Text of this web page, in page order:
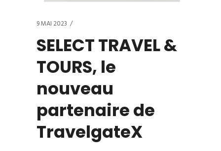
9 MAI 2023
SELECT TRAVEL &
TOURS, le
nouveau
partenaire de
TravelgateX